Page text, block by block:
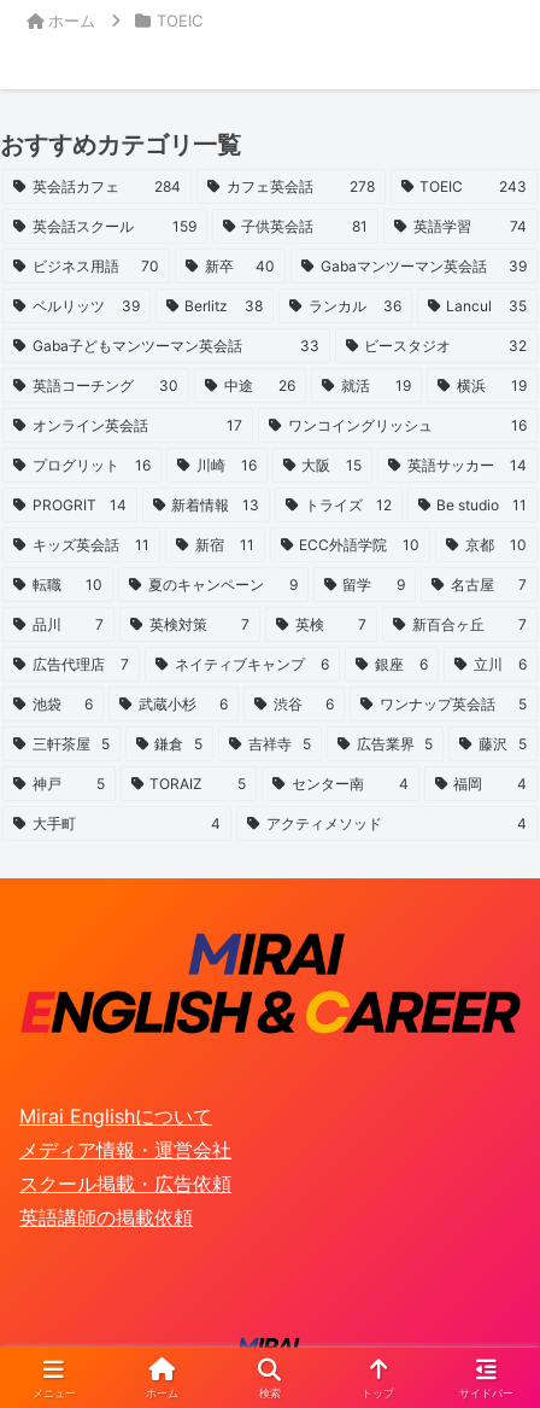
ホーム TOEIC
おすすめカテゴリ一覧
英会話カフェ 284 カフェ英会話 278 TOEIC 243
英会話スクール 159 子供英会話 81 英語学習 74
ビジネス用語 70 新卒 40 Gabaマンツーマン英会話 39
ベルリッツ 39 Berlitz 38 ランカル 36 Lancul 35
Gaba子どもマンツーマン英会話 33 ビースタジオ 32
英語コーチング 30 中途 26 就活 19 横浜 19
オンライン英会話 17 ワンコイングリッシュ 16
プログリット 16 川崎 16 大阪 15 英語サッカー 14
PROGRIT 14 新着情報 13 トライズ 12 Be studio 11
キッズ英会話 11 新宿 11 ECC外語学院 10 京都 10
転職 10 夏のキャンペーン 9 留学 9 名古屋 7
品川 7 英検対策 7 英検 7 新百合ヶ丘 7
広告代理店 7 ネイティブキャンプ 6 銀座 6 立川 6
池袋 6 武蔵小杉 6 渋谷 6 ワンナップ英会話 5
三軒茶屋 5 鎌倉 5 吉祥寺 5 広告業界 5 藤沢 5
神戸 5 TORAIZ 5 センター南 4 福岡 4
大手町 4 アクティメソッド 4
Mirai Englishについて
メディア情報・運営会社
スクール掲載・広告依頼
英語講師の掲載依頼
メニュー ホーム 検索 トップ サイドバー